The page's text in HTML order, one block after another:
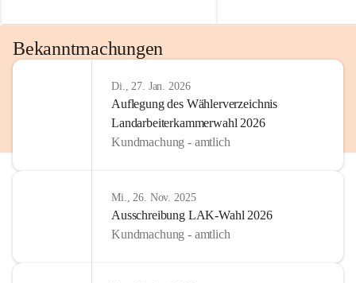
Bekanntmachungen
Di., 27. Jan. 2026
Auflegung des Wählerverzeichnis
Landarbeiterkammerwahl 2026
Kundmachung - amtlich
Mi., 26. Nov. 2025
Ausschreibung LAK-Wahl 2026
Kundmachung - amtlich